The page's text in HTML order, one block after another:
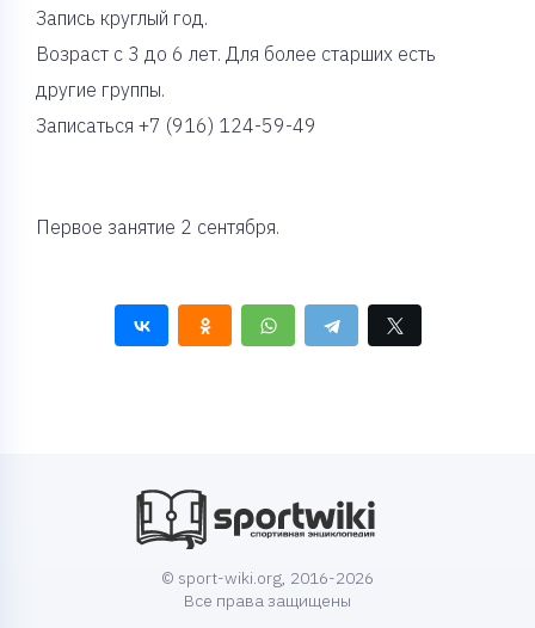
Запись круглый год.
Возраст с 3 до 6 лет. Для более старших есть
другие группы.
Записаться +7 (916) 124-59-49
Первое занятие 2 сентября.
© sport-wiki.org, 2016-2026
Все права защищены